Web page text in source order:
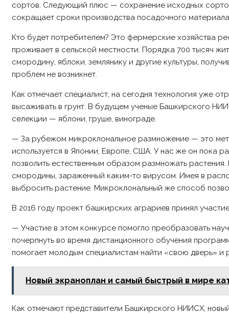
сортов. Следующий плюс — сохранение исходных
сокращает сроки производства посадочного
Кто будет потребителем? Это фермерские хозяйства
проживает в сельской местности. Порядка 700 тысяч
смородину, яблоки, землянику и другие культуры,
проблем не возникнет.
Как отмечает специалист, на сегодня технология
высаживать в грунт. В будущем ученые Башкирского
селекции — яблони, груше, винограде.
— За рубежом микроклональное размножение — это
используется в Японии, Европе, США. У нас же он пока
позволить естественным образом размножать
смородины, зараженный каким-то вирусом. Имея в
выбросить растение. Микроклональный же способ
В 2016 году проект башкирских аграриев принял
— Участие в этом конкурсе помогло преобразовать
почерпнуть во время дистанционного обучения
помогает молодым специалистам найти «свою дверь» и
Новый экраноплан и самый быстрый в мире
Как отмечают представители Башкирского НИИСХ,